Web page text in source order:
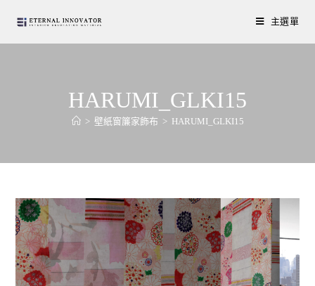
主選單
HARUMI_GLKI15
> 壁紙窗簾家飾布 > HARUMI_GLKI15